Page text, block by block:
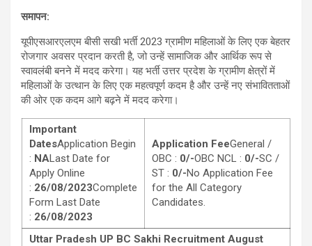
समापन:
यूपीएसआरएलएम बीसी सखी भर्ती 2023 ग्रामीण महिलाओं के लिए एक बेहतर
रोजगार अवसर प्रदान करती है, जो उन्हें सामाजिक और आर्थिक रूप से
स्वावलंबी बनने में मदद करेगा। यह भर्ती उत्तर प्रदेश के ग्रामीण क्षेत्रों में
महिलाओं के उत्थान के लिए एक महत्वपूर्ण कदम है और उन्हें नए संभावितताओं
की ओर एक कदम आगे बढ़ने में मदद करेगा।
Important
DatesApplication Begin
: NALast Date for
Apply Online
: 26/08/2023Complete
Form Last Date
: 26/08/2023
Application FeeGeneral /
OBC : 0/-OBC NCL : 0/-SC /
ST : 0/-No Application Fee
for the All Category
Candidates.
Uttar Pradesh UP BC Sakhi Recruitment August